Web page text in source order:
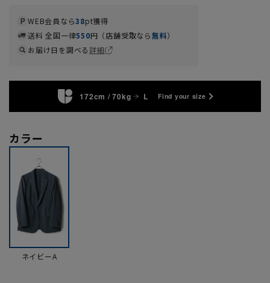
WEB会員なら38pt獲得
送料 全国一律550円（店舗受取なら無料）
お届け日を調べる詳細
172cm / 70kg L Find your size
カラー
ネイビーA